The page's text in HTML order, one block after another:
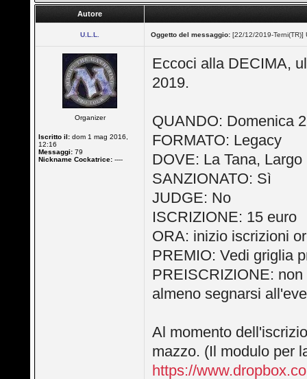
Autore
U.L.L. Oggetto del messaggio: [22/12/2019-
Organizer
Iscritto il: dom 1 mag 2016,
12:16
Messaggi: 79
Nickname Cockatrice: ----
Eccoci alla DECIMA,
2019.
QUANDO: Domenica
FORMATO: Legacy
DOVE: La Tana,
SANZIONATO: Sì
JUDGE: No
ISCRIZIONE: 15 euro
ORA: inizio iscrizioni
PREMIO: Vedi griglia
PREISCRIZIONE:
almeno segnarsi
Al momento
mazzo. (Il modulo per
https://